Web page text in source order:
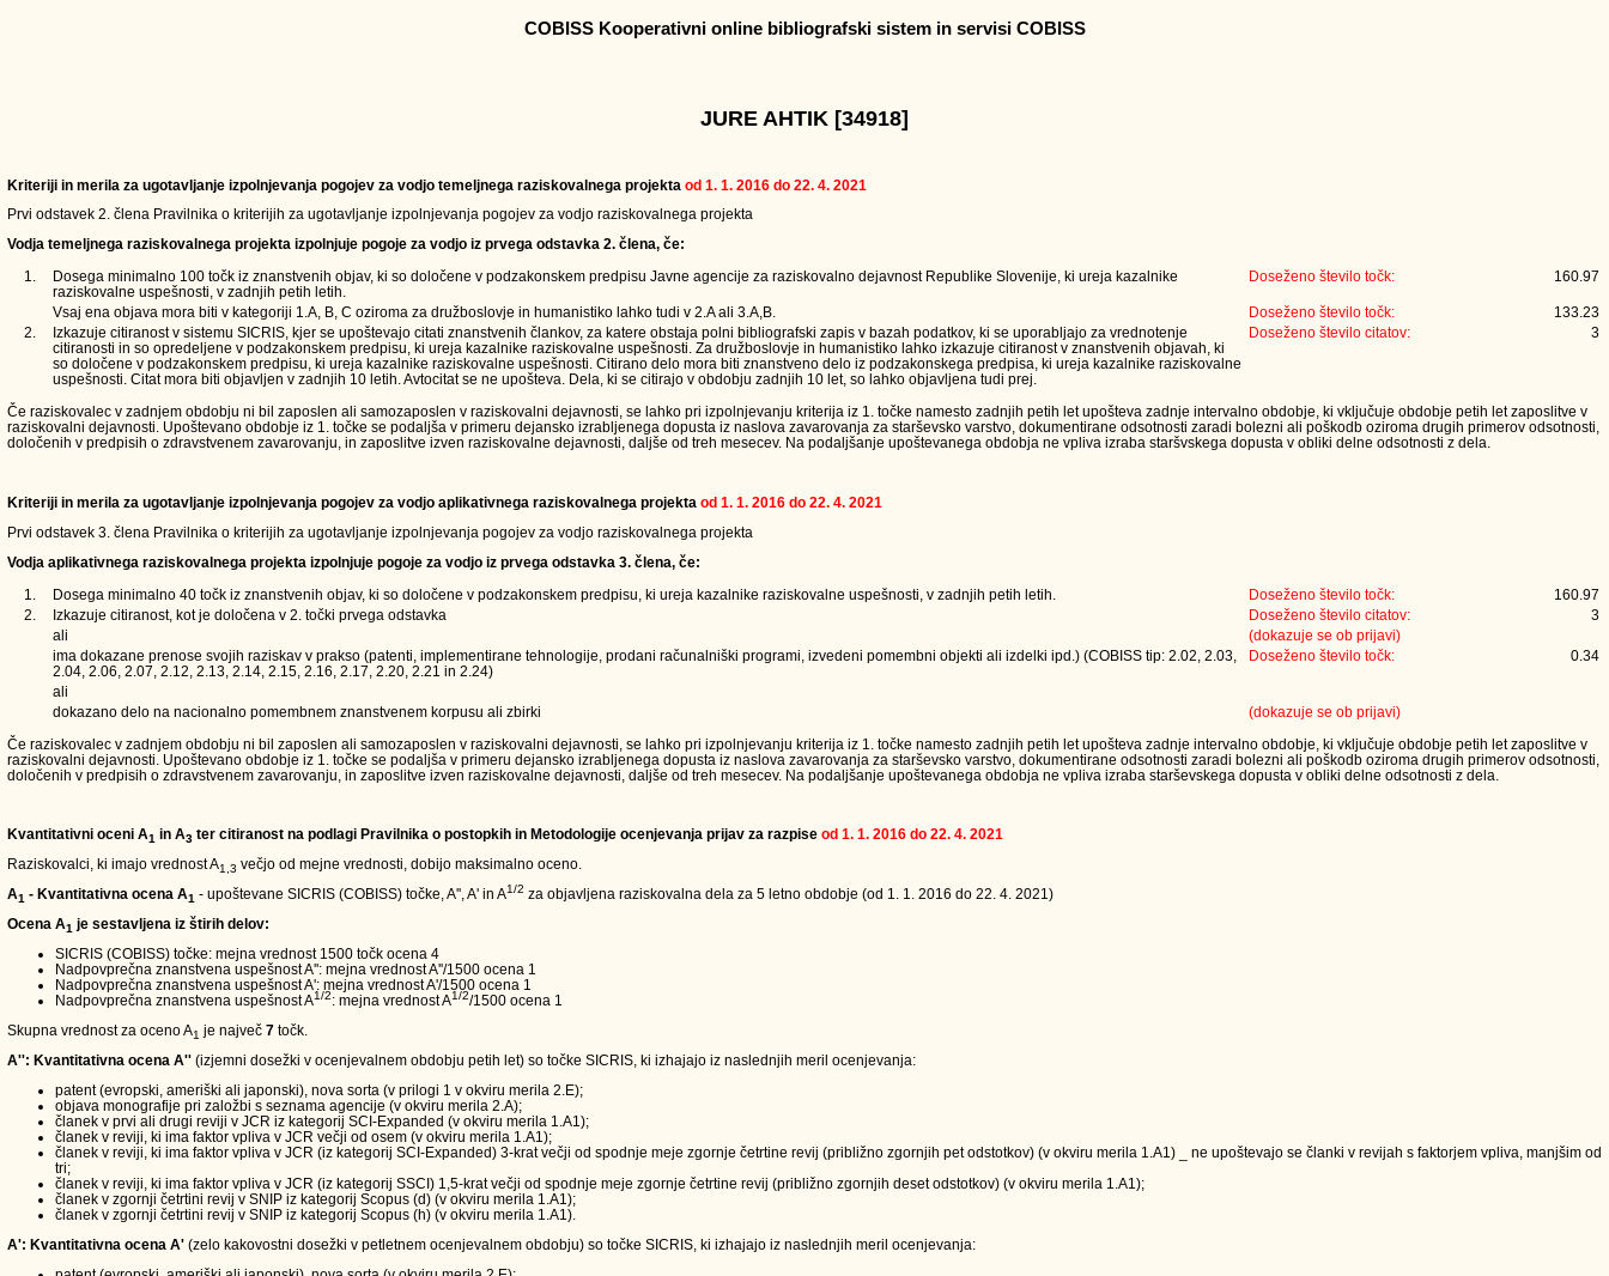
COBISS Kooperativni online bibliografski sistem in servisi COBISS
JURE AHTIK [34918]
Kriteriji in merila za ugotavljanje izpolnjevanja pogojev za vodjo temeljnega raziskovalnega projekta od 1. 1. 2016 do 22. 4. 2021
Prvi odstavek 2. člena Pravilnika o kriterijih za ugotavljanje izpolnjevanja pogojev za vodjo raziskovalnega projekta
Vodja temeljnega raziskovalnega projekta izpolnjuje pogoje za vodjo iz prvega odstavka 2. člena, če:
1.
Dosega minimalno 100 točk iz znanstvenih objav, ki so določene v podzakonskem predpisu Javne agencije za raziskovalno dejavnost Republike Slovenije, ki ureja kazalnike
raziskovalne uspešnosti, v zadnjih petih letih.
Doseženo število točk: 160.97
Vsaj ena objava mora biti v kategoriji 1.A, B, C oziroma za družboslovje in humanistiko lahko tudi v 2.A ali 3.A,B. Doseženo število točk:
133.23
2.
Izkazuje citiranost v sistemu SICRIS, kjer se upoštevajo citati znanstvenih člankov, za katere obstaja polni bibliografski zapis v bazah podatkov, ki se uporabljajo za vrednotenje
citiranosti in so opredeljene v podzakonskem predpisu, ki ureja kazalnike raziskovalne uspešnosti. Za družboslovje in humanistiko lahko izkazuje citiranost v znanstvenih objavah, ki
so določene v podzakonskem predpisu, ki ureja kazalnike raziskovalne uspešnosti. Citirano delo mora biti znanstveno delo iz podzakonskega predpisa, ki ureja kazalnike raziskovalne
uspešnosti. Citat mora biti objavljen v zadnjih 10 letih. Avtocitat se ne upošteva. Dela, ki se citirajo v obdobju zadnjih 10 let, so lahko objavljena tudi prej.
Doseženo število citatov: 3
Če raziskovalec v zadnjem obdobju ni bil zaposlen ali samozaposlen v raziskovalni dejavnosti, se lahko pri izpolnjevanju kriterija iz 1. točke namesto zadnjih petih let upošteva zadnje intervalno obdobje, ki vključuje obdobje petih let zaposlitve v
raziskovalni dejavnosti. Upoštevano obdobje iz 1. točke se podaljša v primeru dejansko izrabljenega dopusta iz naslova zavarovanja za starševsko varstvo, dokumentirane odsotnosti zaradi bolezni ali poškodb oziroma drugih primerov odsotnosti,
določenih v predpisih o zdravstvenem zavarovanju, in zaposlitve izven raziskovalne dejavnosti, daljše od treh mesecev. Na podaljšanje upoštevanega obdobja ne vpliva izraba staršvskega dopusta v obliki delne odsotnosti z dela.
Kriteriji in merila za ugotavljanje izpolnjevanja pogojev za vodjo aplikativnega raziskovalnega projekta od 1. 1. 2016 do 22. 4. 2021
Prvi odstavek 3. člena Pravilnika o kriterijih za ugotavljanje izpolnjevanja pogojev za vodjo raziskovalnega projekta
Vodja aplikativnega raziskovalnega projekta izpolnjuje pogoje za vodjo iz prvega odstavka 3. člena, če:
1.
Dosega minimalno 40 točk iz znanstvenih objav, ki so določene v podzakonskem predpisu, ki ureja kazalnike raziskovalne uspešnosti, v zadnjih petih letih. Doseženo število točk:
160.97
2.
Izkazuje citiranost, kot je določena v 2. točki prvega odstavka Doseženo število citatov:
3
ali
(dokazuje se ob prijavi)
ima dokazane prenose svojih raziskav v prakso (patenti, implementirane tehnologije, prodani računalniški programi, izvedeni pomembni objekti ali izdelki ipd.) (COBISS tip: 2.02, 2.03,
2.04, 2.06, 2.07, 2.12, 2.13, 2.14, 2.15, 2.16, 2.17, 2.20, 2.21 in 2.24)
Doseženo število točk: 0.34
ali
dokazano delo na nacionalno pomembnem znanstvenem korpusu ali zbirki
(dokazuje se ob prijavi)
Če raziskovalec v zadnjem obdobju ni bil zaposlen ali samozaposlen v raziskovalni dejavnosti, se lahko pri izpolnjevanju kriterija iz 1. točke namesto zadnjih petih let upošteva zadnje intervalno obdobje, ki vključuje obdobje petih let zaposlitve v
raziskovalni dejavnosti. Upoštevano obdobje iz 1. točke se podaljša v primeru dejansko izrabljenega dopusta iz naslova zavarovanja za starševsko varstvo, dokumentirane odsotnosti zaradi bolezni ali poškodb oziroma drugih primerov odsotnosti,
določenih v predpisih o zdravstvenem zavarovanju, in zaposlitve izven raziskovalne dejavnosti, daljše od treh mesecev. Na podaljšanje upoštevanega obdobja ne vpliva izraba starševskega dopusta v obliki delne odsotnosti z dela.
Kvantitativni oceni A1 in A3 ter citiranost na podlagi Pravilnika o postopkih in Metodologije ocenjevanja prijav za razpise od 1. 1. 2016 do 22. 4. 2021
Raziskovalci, ki imajo vrednost A1,3 večjo od mejne vrednosti, dobijo maksimalno oceno.
A1 - Kvantitativna ocena A1 - upoštevane SICRIS (COBISS) točke, A'', A' in A1/2 za objavljena raziskovalna dela za 5 letno obdobje (od 1. 1. 2016 do 22. 4. 2021)
Ocena A1 je sestavljena iz štirih delov:
SICRIS (COBISS) točke: mejna vrednost 1500 točk ocena 4
Nadpovprečna znanstvena uspešnost A'': mejna vrednost A''/1500 ocena 1
Nadpovprečna znanstvena uspešnost A': mejna vrednost A'/1500 ocena 1
Nadpovprečna znanstvena uspešnost A1/2: mejna vrednost A1/2/1500 ocena 1
Skupna vrednost za oceno A1 je največ 7 točk.
A'': Kvantitativna ocena A'' (izjemni dosežki v ocenjevalnem obdobju petih let) so točke SICRIS, ki izhajajo iz naslednjih meril ocenjevanja:
patent (evropski, ameriški ali japonski), nova sorta (v prilogi 1 v okviru merila 2.E);
objava monografije pri založbi s seznama agencije (v okviru merila 2.A);
članek v prvi ali drugi reviji v JCR iz kategorij SCI-Expanded (v okviru merila 1.A1);
članek v reviji, ki ima faktor vpliva v JCR večji od osem (v okviru merila 1.A1);
članek v reviji, ki ima faktor vpliva v JCR (iz kategorij SCI-Expanded) 3-krat večji od spodnje meje zgornje četrtine revij (približno zgornjih pet odstotkov) (v okviru merila 1.A1) _ ne upoštevajo se članki v revijah s faktorjem vpliva, manjšim od
tri;
članek v reviji, ki ima faktor vpliva v JCR (iz kategorij SSCI) 1,5-krat večji od spodnje meje zgornje četrtine revij (približno zgornjih deset odstotkov) (v okviru merila 1.A1);
članek v zgornji četrtini revij v SNIP iz kategorij Scopus (d) (v okviru merila 1.A1);
članek v zgornji četrtini revij v SNIP iz kategorij Scopus (h) (v okviru merila 1.A1).
A': Kvantitativna ocena A' (zelo kakovostni dosežki v petletnem ocenjevalnem obdobju) so točke SICRIS, ki izhajajo iz naslednjih meril ocenjevanja: